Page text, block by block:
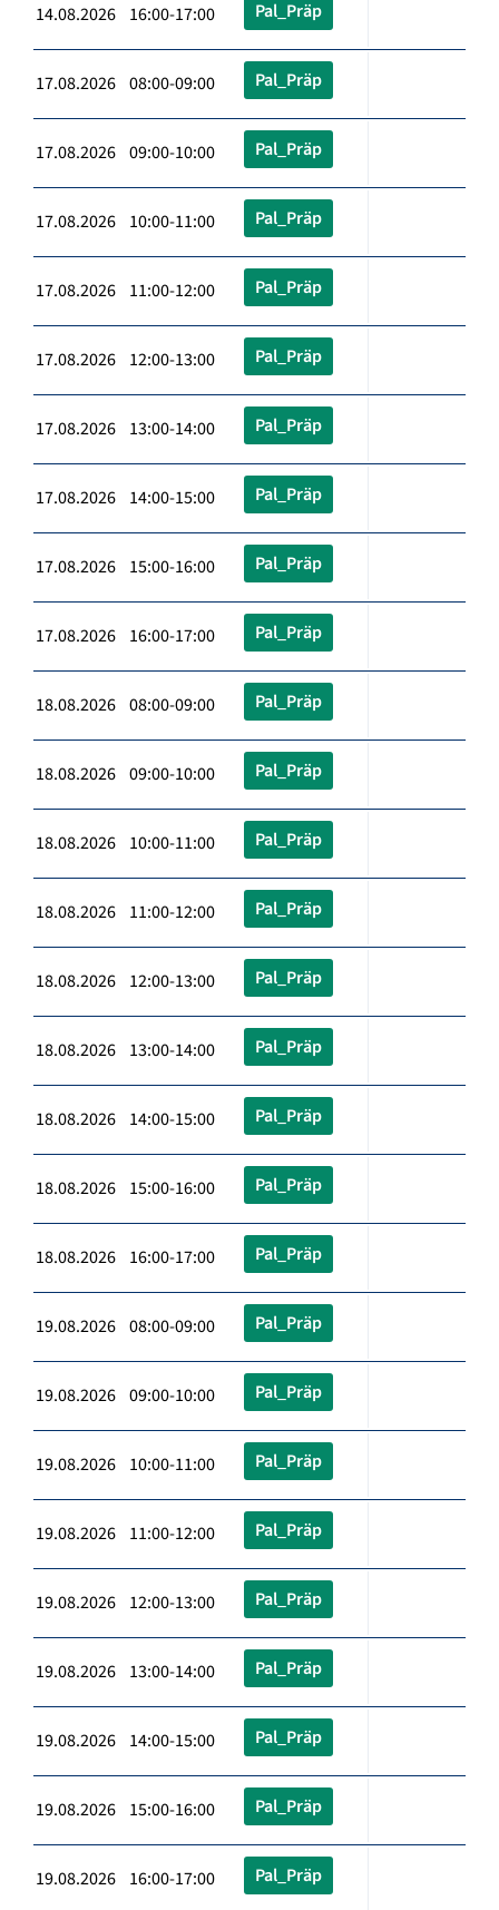
14.08.2026 16:00-17:00 Pal_Präp
17.08.2026 08:00-09:00 Pal_Präp
17.08.2026 09:00-10:00 Pal_Präp
17.08.2026 10:00-11:00 Pal_Präp
17.08.2026 11:00-12:00 Pal_Präp
17.08.2026 12:00-13:00 Pal_Präp
17.08.2026 13:00-14:00 Pal_Präp
17.08.2026 14:00-15:00 Pal_Präp
17.08.2026 15:00-16:00 Pal_Präp
17.08.2026 16:00-17:00 Pal_Präp
18.08.2026 08:00-09:00 Pal_Präp
18.08.2026 09:00-10:00 Pal_Präp
18.08.2026 10:00-11:00 Pal_Präp
18.08.2026 11:00-12:00 Pal_Präp
18.08.2026 12:00-13:00 Pal_Präp
18.08.2026 13:00-14:00 Pal_Präp
18.08.2026 14:00-15:00 Pal_Präp
18.08.2026 15:00-16:00 Pal_Präp
18.08.2026 16:00-17:00 Pal_Präp
19.08.2026 08:00-09:00 Pal_Präp
19.08.2026 09:00-10:00 Pal_Präp
19.08.2026 10:00-11:00 Pal_Präp
19.08.2026 11:00-12:00 Pal_Präp
19.08.2026 12:00-13:00 Pal_Präp
19.08.2026 13:00-14:00 Pal_Präp
19.08.2026 14:00-15:00 Pal_Präp
19.08.2026 15:00-16:00 Pal_Präp
19.08.2026 16:00-17:00 Pal_Präp